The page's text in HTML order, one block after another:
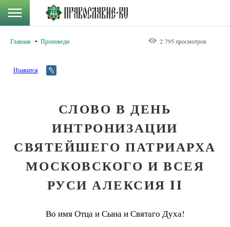
Главная Проповеди 2 795 просмотров
Нравится
СЛОВО В ДЕНЬ
ИНТРОНИЗАЦИИ
СВЯТЕЙШЕГО ПАТРИАРХА
МОСКОВСКОГО И ВСЕЯ
РУСИ АЛЕКСИЯ II
Во имя Отца и Сына и Святаго Духа!